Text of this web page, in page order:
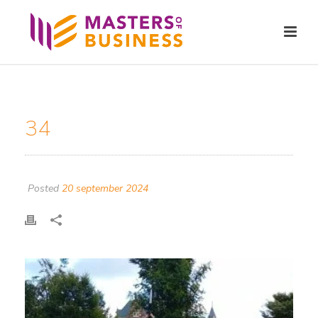
34
Posted 20 september 2024